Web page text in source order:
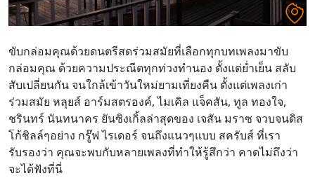
ขับกล่อมคุณด้วยดนตรีสดร่วมสมัยที่เลือกทุกบทเพลงมาขับ
กล่อมคุณ ด้วยความประณีตทุกท่วงทำนอง ตั้งแต่ย่ำเย็น สลับ
สับเปลี่ยนกัน จนใกล้เข้าวันใหม่ยามเที่ยงคืน ตั้งแต่เพลงเก่า
ร่วมสมัย หลุยส์ อาร์มสตรองค์, ไมเคิล แจ็คสัน, ทูล ทองใจ,
ชรินทร์ นันทนาคร ยันซิงเกิ้ลล่าสุดของ เจสัน มราซ จวบจนดิส
โก้ชิลล์ๆอย่าง กรู๊ฟ ไรเดอร์ จนถึงแนวๆแบบ สครับส์ ที่เรา
รับรองว่า คุณจะพบกับหลายเพลงที่ทำให้รู้สึกว่า คาดไม่ถึงว่า
จะได้ฟังที่นี่